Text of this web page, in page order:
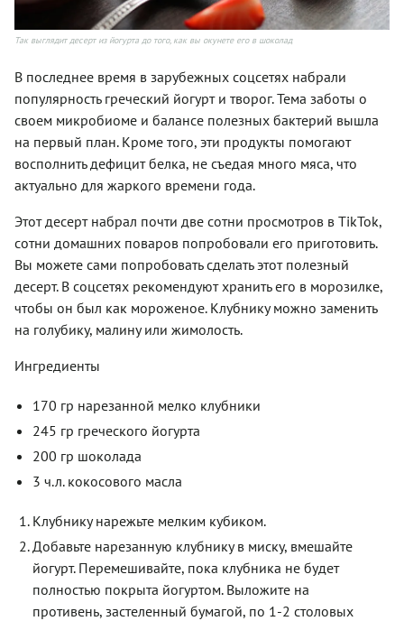
Так выглядит десерт из йогурта до того, как вы окунете его в шоколад
В последнее время в зарубежных соцсетях набрали
популярность греческий йогурт и творог. Тема заботы о
своем микробиоме и балансе полезных бактерий вышла
на первый план. Кроме того, эти продукты помогают
восполнить дефицит белка, не съедая много мяса, что
актуально для жаркого времени года.
Этот десерт набрал почти две сотни просмотров в TikTok,
сотни домашних поваров попробовали его приготовить.
Вы можете сами попробовать сделать этот полезный
десерт. В соцсетях рекомендуют хранить его в морозилке,
чтобы он был как мороженое. Клубнику можно заменить
на голубику, малину или жимолость.
Ингредиенты
170 гр нарезанной мелко клубники
245 гр греческого йогурта
200 гр шоколада
3 ч.л. кокосового масла
Клубнику нарежьте мелким кубиком.
Добавьте нарезанную клубнику в миску, вмешайте
йогурт. Перемешивайте, пока клубника не будет
полностью покрыта йогуртом. Выложите на
противень, застеленный бумагой, по 1-2 столовых